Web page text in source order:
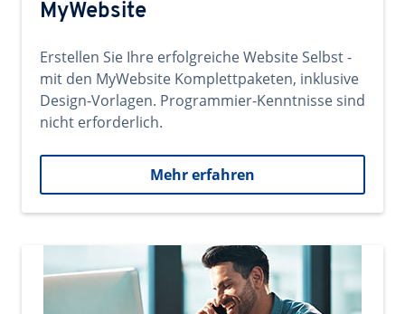
MyWebsite
Erstellen Sie Ihre erfolgreiche Website Selbst -
mit den MyWebsite Komplettpaketen, inklusive
Design-Vorlagen. Programmier-Kenntnisse sind
nicht erforderlich.
Mehr erfahren